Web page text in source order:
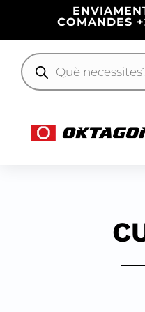
COMANDES
Products
search